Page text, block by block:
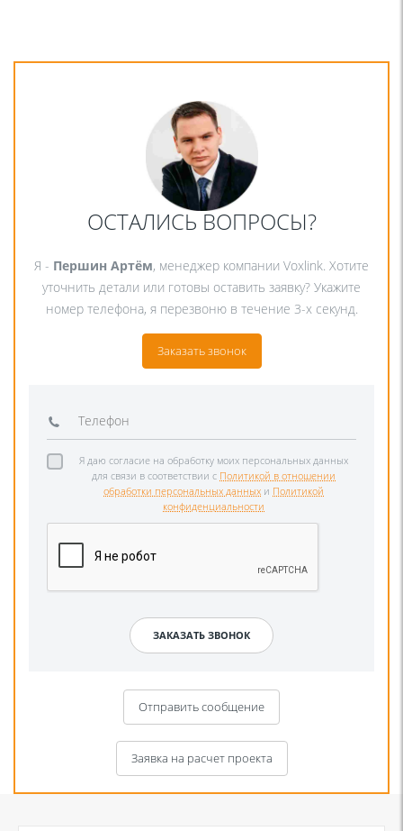
ОСТАЛИСЬ ВОПРОСЫ?
Я - Першин Артём, менеджер компании Voxlink. Хотите
уточнить детали или готовы оставить заявку? Укажите
номер телефона, я перезвоню в течение 3-х секунд.
Заказать звонок
Я даю согласие на обработку моих персональных данных
для связи в соответствии с Политикой в отношении
обработки персональных данных и Политикой
конфиденциальности
Отправить сообщение
Заявка на расчет проекта